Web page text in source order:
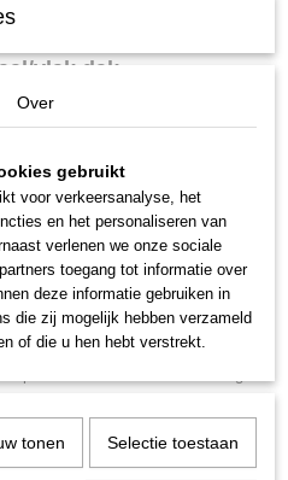
voor Seat Ibiza 5-drs
vlak dak.
deel van de Thule
tussen de auto en de voetenset
uit 4 rubberen pads die op het
de dakrand klemmen. De klepels
een speciale coating zodat alle
ter voorkoming van
uw auto
aan de bovenzijde van deze voetenset
Over
gebruikt
voor verkeersanalyse, het
en het personaliseren van
verlenen we onze sociale
toegang tot informatie over
deze informatie gebruiken in
die zij mogelijk hebben verzameld
of die u hen hebt verstrekt.
tonen Selectie toestaan